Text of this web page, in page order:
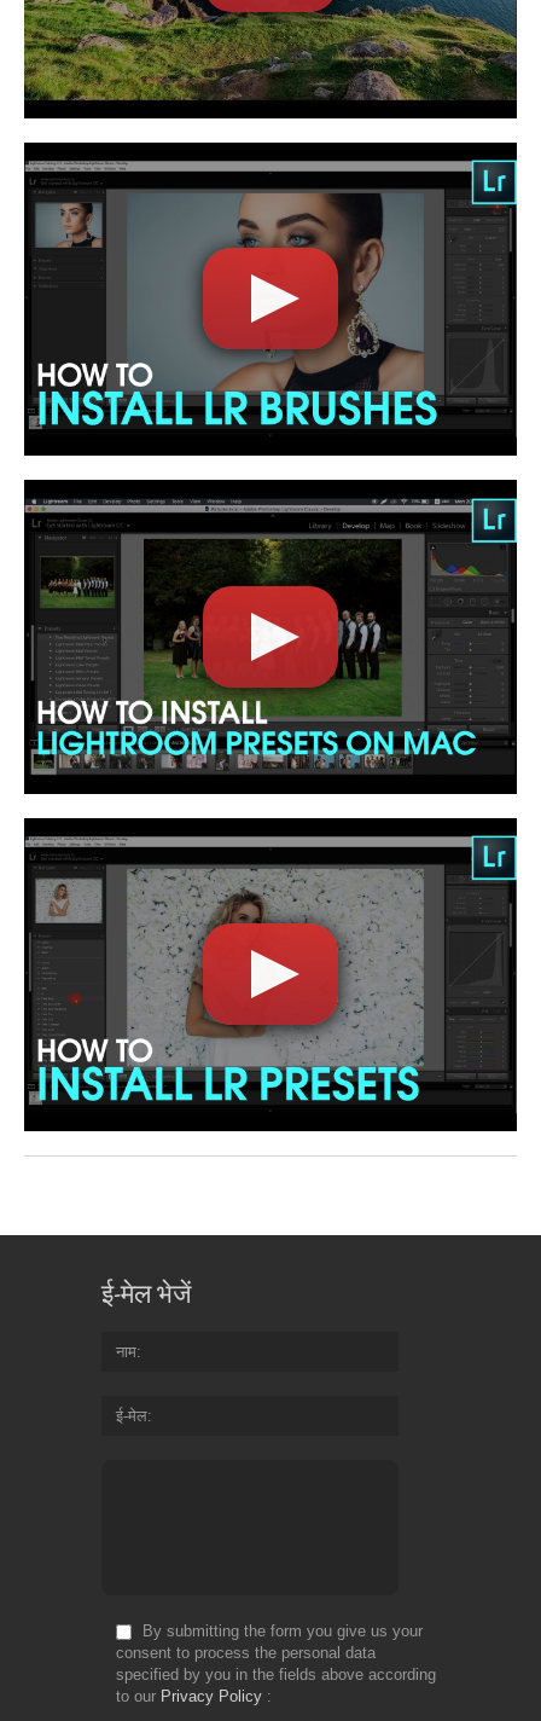
ई-मेल भेजें
नाम
ई-मेल
By submitting the form you give us your
consent to process the personal data
specified by you in the fields above according
to our Privacy Policy